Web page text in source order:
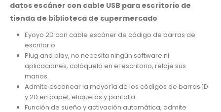
datos escáner con cable USB para escritorio de
tienda de biblioteca de supermercado
Eyoyo 2D con cable escáner de código de barras de
escritorio
Plug and play, no necesita ningún software ni
aplicaciones, colóquelo en el escritorio, relaje sus
manos.
Admite escanear la mayoría de los códigos de barras 1D
y 2D en papel, etiquetas y pantalla.
Función de sueño y activación automática, admite